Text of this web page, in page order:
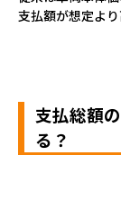
支払額が想定よ
支払総額
る？